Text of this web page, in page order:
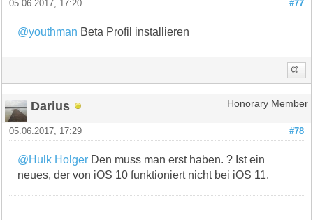
#77
05.06.2017, 17:20
@youthman Beta Profil installieren
Darius Honorary Member
#78
05.06.2017, 17:29
@Hulk Holger Den muss man erst haben. ? Ist ein
neues, der von iOS 10 funktioniert nicht bei iOS 11.